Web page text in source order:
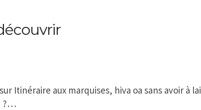
Itinéraire aux marquises, hiva oa sans avoir à
?…